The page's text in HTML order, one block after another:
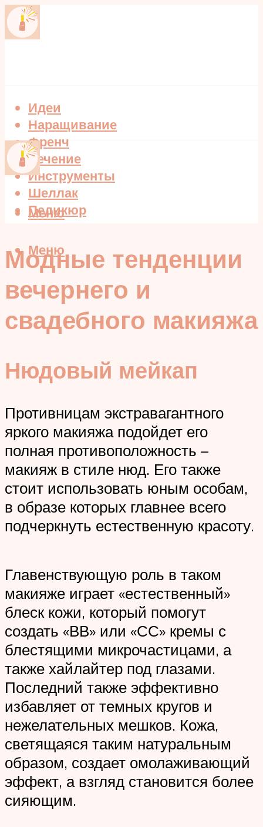
Идеи
Наращивание
Френч
Лечение
Инструменты
Шеллак
Педикюр
Меню
Меню
Модные тенденции
вечернего и
свадебного макияжа
Нюдовый мейкап
Противницам экстравагантного
яркого макияжа подойдет его
полная противоположность –
макияж в стиле нюд. Его также
стоит использовать юным особам,
в образе которых главнее всего
подчеркнуть естественную красоту.
Главенствующую роль в таком
макияже играет «естественный»
блеск кожи, который помогут
создать «ВВ» или «СС» кремы с
блестящими микрочастицами, а
также хайлайтер под глазами.
Последний также эффективно
избавляет от темных кругов и
нежелательных мешков. Кожа,
светящаяся таким натуральным
образом, создает омолаживающий
эффект, а взгляд становится более
сияющим.